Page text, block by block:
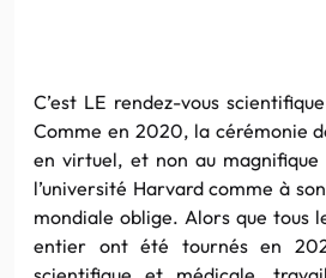
C’est LE rendez-vous
Comme en 2020, la cérémonie
en virtuel, et non au magnifique
l’université Harvard comme à
mondiale oblige. Alors que tous
entier ont été tournés en